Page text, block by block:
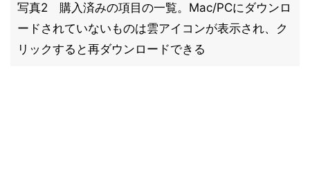
写真2 購入済みの項目の一覧。Mac/PCにダウンロ
ードされていないものは雲アイコンが表示され、ク
リックすると再ダウンロードできる